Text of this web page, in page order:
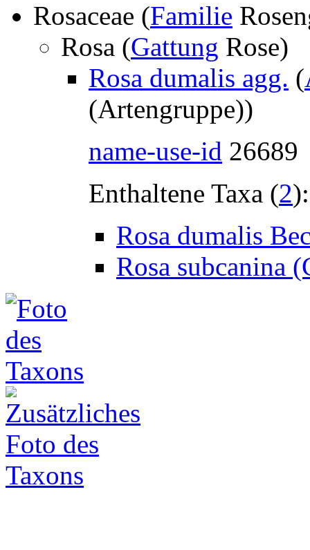
Rosaceae (Familie
Rosa (Gattung Rose)
Rosa dumalis agg. (
(Artengruppe))
name-use-id 26689
Enthaltene Taxa (2):
Rosa dumalis
Rosa subcanina